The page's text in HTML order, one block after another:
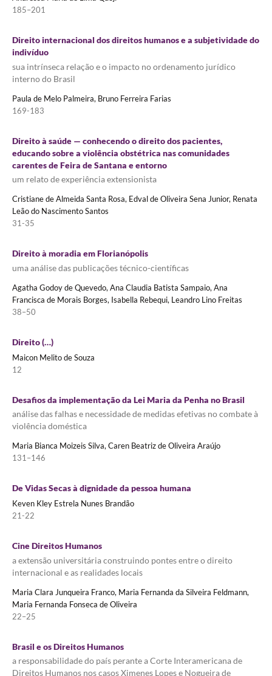
185–201
Direito internacional dos direitos humanos e a subjetividade do
indivíduo
sua intrínseca relação e o impacto no ordenamento jurídico
interno do Brasil
Paula de Melo Palmeira, Bruno Ferreira Farias
169-183
Direito à saúde — conhecendo o direito dos pacientes,
educando sobre a violência obstétrica nas comunidades
carentes de Feira de Santana e entorno
um relato de experiência extensionista
Cristiane de Almeida Santa Rosa, Edval de Oliveira Sena Junior, Renata
Leão do Nascimento Santos
31-35
Direito à moradia em Florianópolis
uma análise das publicações técnico-científicas
Agatha Godoy de Quevedo, Ana Claudia Batista Sampaio, Ana
Francisca de Morais Borges, Isabella Rebequi, Leandro Lino Freitas
38–50
Direito (…)
Maicon Melito de Souza
12
Desafios da implementação da Lei Maria da Penha no Brasil
análise das falhas e necessidade de medidas efetivas no combate à
violência doméstica
Maria Bianca Moizeis Silva, Caren Beatriz de Oliveira Araújo
131–146
De Vidas Secas à dignidade da pessoa humana
Keven Kley Estrela Nunes Brandão
21-22
Cine Direitos Humanos
a extensão universitária construindo pontes entre o direito
internacional e as realidades locais
Maria Clara Junqueira Franco, Maria Fernanda da Silveira Feldmann,
Maria Fernanda Fonseca de Oliveira
22–25
Brasil e os Direitos Humanos
a responsabilidade do país perante a Corte Interamericana de
Direitos Humanos nos casos Ximenes Lopes e Nogueira de